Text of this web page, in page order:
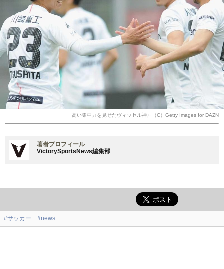
高い集中力を見せたヴィッセル神戸（C）Getty Images for DAZN
著者プロフィール
VictorySportsNews編集部
#サッカー #news